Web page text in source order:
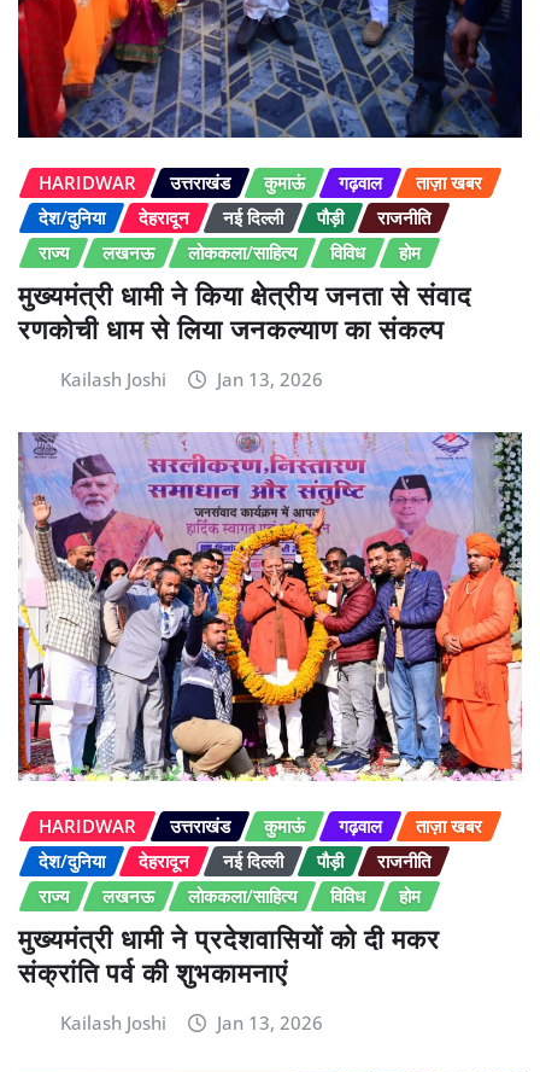
HARIDWAR उत्तराखंड कुमाऊं गढ़वाल
ताज़ा खबर
देश/दुनिया
देहरादून नई दिल्ली पौड़ी
राजनीति
राज्य
लखनऊ लोककला/साहित्य विविध होम
मुख्यमंत्री धामी ने किया क्षेत्रीय जनता से संवाद
रणकोची धाम से लिया जनकल्याण का संकल्प
Kailash Joshi Jan 13, 2026
HARIDWAR उत्तराखंड कुमाऊं गढ़वाल
ताज़ा खबर
देश/दुनिया
देहरादून नई दिल्ली पौड़ी
राजनीति
राज्य
लखनऊ लोककला/साहित्य विविध होम
मुख्यमंत्री धामी ने प्रदेशवासियों को दी मकर
संक्रांति पर्व की शुभकामनाएं
Kailash Joshi Jan 13, 2026